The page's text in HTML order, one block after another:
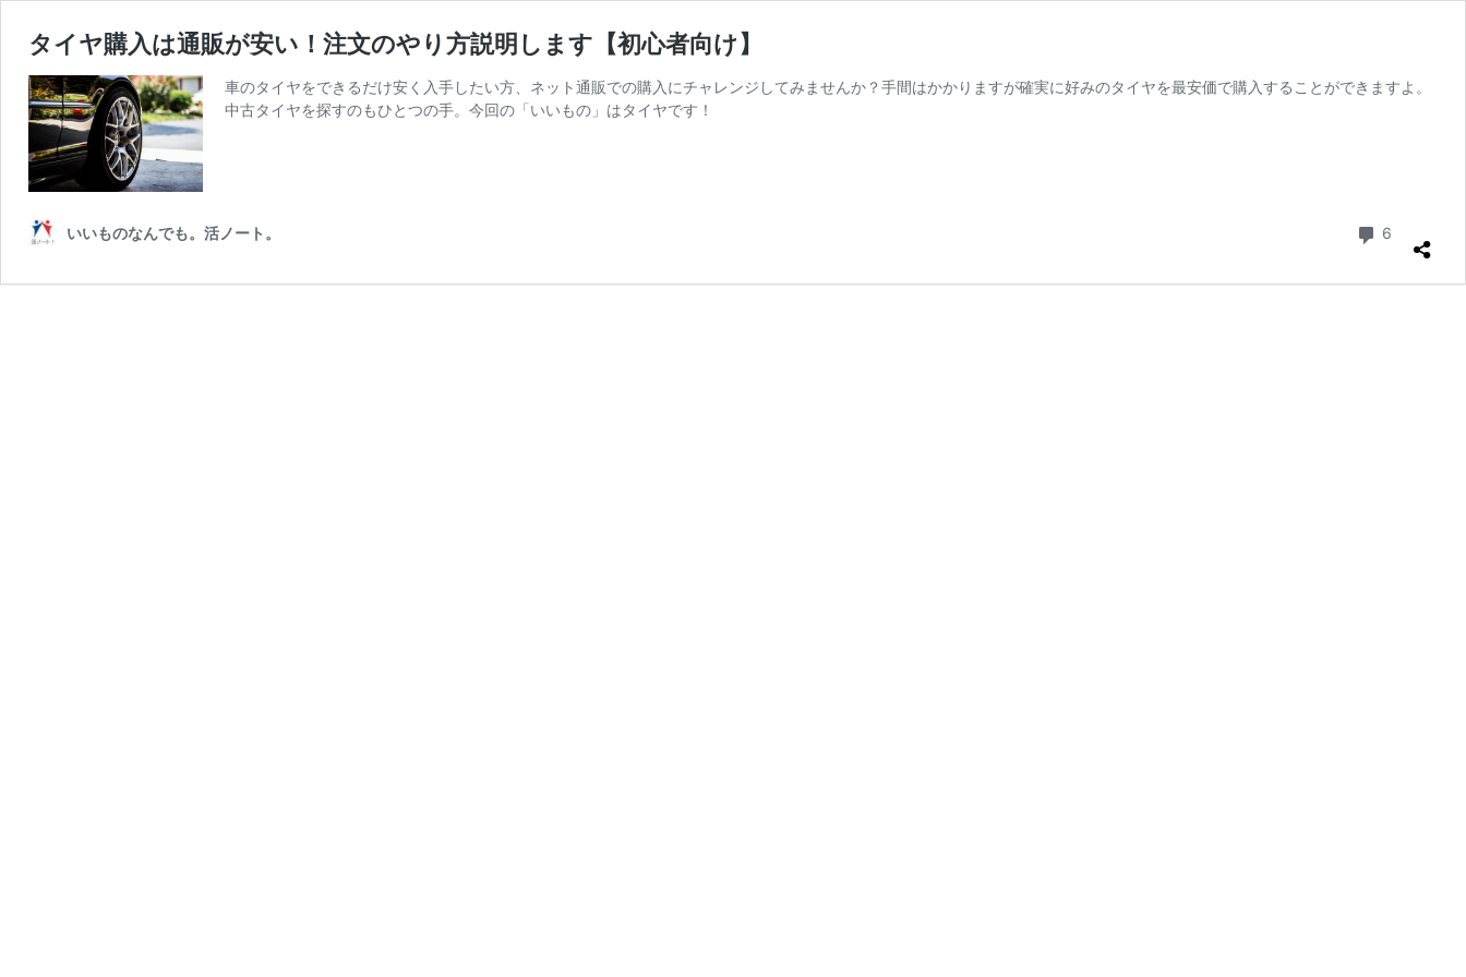
タイヤ購入は通販が安い！注文のやり方説明します【初心者向け】
車のタイヤをできるだけ安く入手したい方、ネット通販での購入にチャレンジしてみませんか？手間はかかりますが確実に好みのタイヤを最安価で購入することができますよ。
中古タイヤを探すのもひとつの手。今回の「いいもの」はタイヤです！
いいものなんでも。活ノート。 6